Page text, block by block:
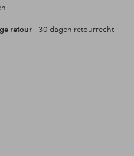
retour– 30 dagen retourrecht